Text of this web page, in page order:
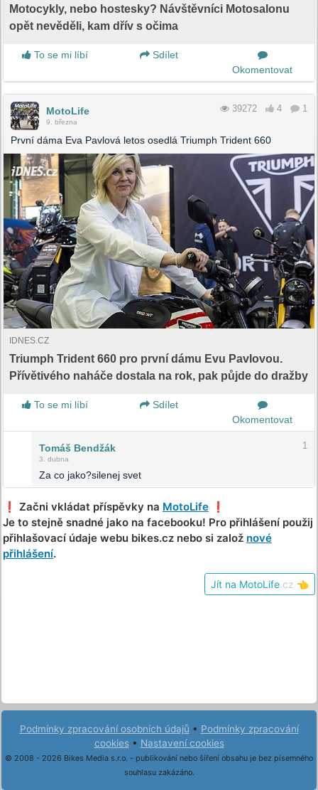
Motocykly, nebo hostesky? Návštěvníci Motosalonu
opět nevěděli, kam dřív s očima
To se mi líbí
Sdílet
Okomentovat
MotoLife
9. března
39272 4 1
První dáma Eva Pavlová letos osedlá Triumph Trident 660
IDNES.CZ
Triumph Trident 660 pro první dámu Evu Pavlovou.
Přívětivého naháče dostala na rok, pak půjde do dražby
To se mi líbí
Sdílet
Okomentovat
Tomáš Bendžák
3. dubna
1
Za co jako?silenej svet
❗️ Začni vkládat příspěvky na MotoLife ❗️
Je to stejně snadné jako na facebooku! Pro přihlášení použij
přihlašovací údaje webu bikes.cz nebo si založ nové
přihlášení.
Jít na MotoLife.cz 👈
Podmínky zpracování osobních údajů • Podmínky zpracování
cookies• Nastavení cookies
© 2008 - 2026 Bikes Media s.r.o. - publikování nebo šíření obsahu je bez písemného
souhlasu zakázáno.